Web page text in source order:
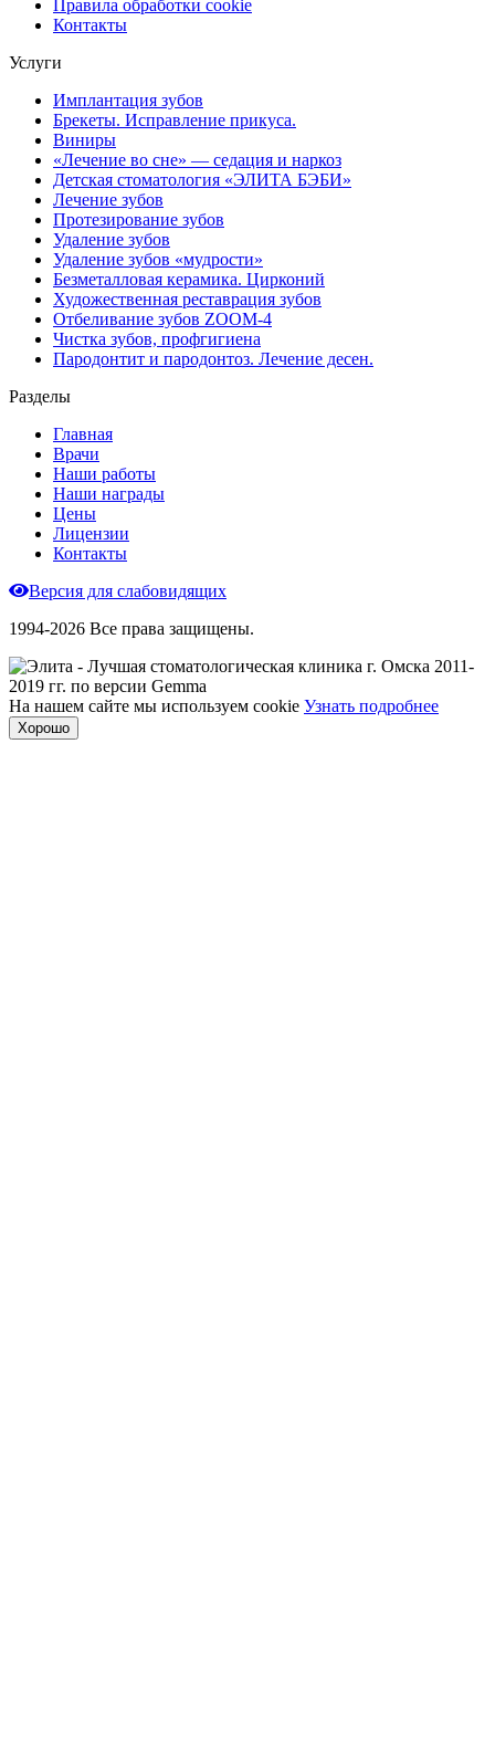
Правила обработки cookie
Контакты
Услуги
Имплантация зубов
Брекеты. Исправление прикуса.
Виниры
«Лечение во сне» — седация и наркоз
Детская стоматология «ЭЛИТА БЭБИ»
Лечение зубов
Протезирование зубов
Удаление зубов
Удаление зубов «мудрости»
Безметалловая керамика. Цирконий
Художественная реставрация зубов
Отбеливание зубов ZOOM-4
Чистка зубов, профгигиена
Пародонтит и пародонтоз. Лечение десен.
Разделы
Главная
Врачи
Наши работы
Наши награды
Цены
Лицензии
Контакты
Версия для слабовидящих
1994-2026 Все права защищены.
На нашем сайте мы используем cookie Узнать подробнее
Хорошо